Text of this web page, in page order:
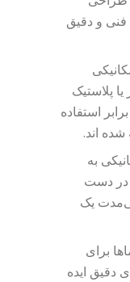
فنی و دقیق
پلاستیک
استفاده
اند.
به
در دست
یک
برای
دقیق ایده